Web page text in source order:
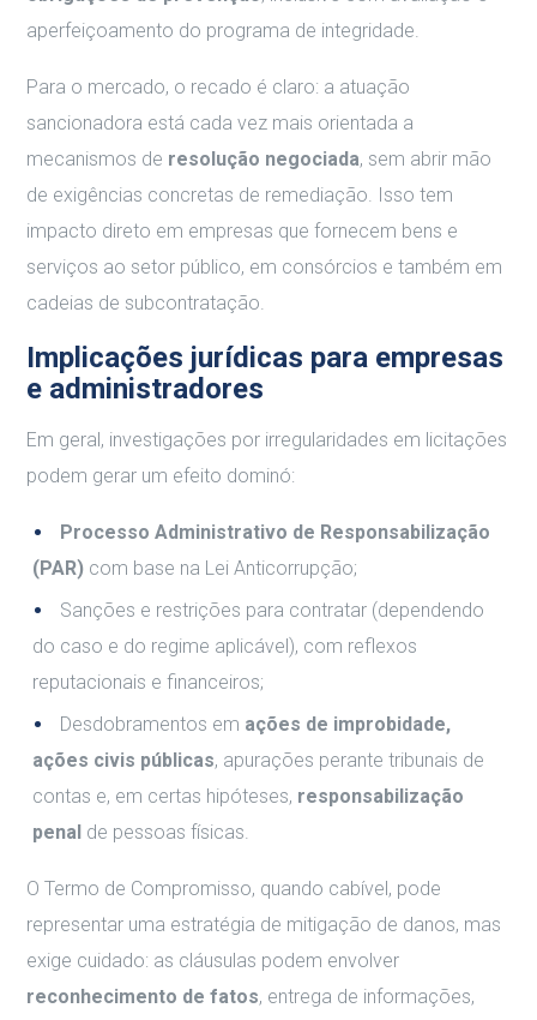
aperfeiçoamento do programa de integridade.
Para o mercado, o recado é claro: a atuação
sancionadora está cada vez mais orientada a
mecanismos de resolução negociada, sem abrir mão
de exigências concretas de remediação. Isso tem
impacto direto em empresas que fornecem bens e
serviços ao setor público, em consórcios e também em
cadeias de subcontratação.
Implicações jurídicas para empresas
e administradores
Em geral, investigações por irregularidades em licitações
podem gerar um efeito dominó:
Processo Administrativo de Responsabilização
(PAR) com base na Lei Anticorrupção;
Sanções e restrições para contratar (dependendo
do caso e do regime aplicável), com reflexos
reputacionais e financeiros;
Desdobramentos em ações de improbidade,
ações civis públicas, apurações perante tribunais de
contas e, em certas hipóteses, responsabilização
penal de pessoas físicas.
O Termo de Compromisso, quando cabível, pode
representar uma estratégia de mitigação de danos, mas
exige cuidado: as cláusulas podem envolver
reconhecimento de fatos, entrega de informações,